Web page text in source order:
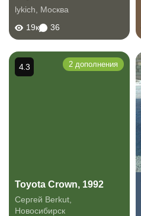
lykich
Москва
19к
36
Toyota Crown, 1992
Сергей Berkut
Новосибирск
4.3 2 дополнения